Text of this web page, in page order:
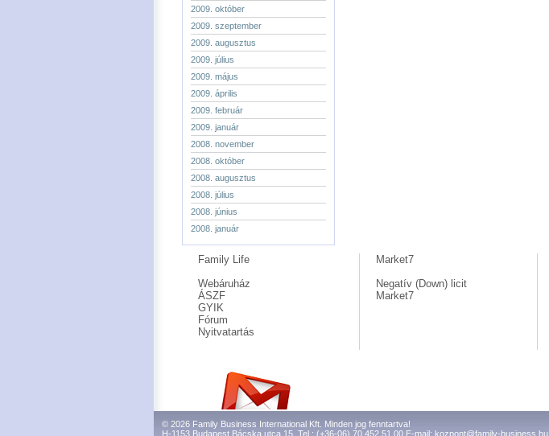
2009. október
2009. szeptember
2009. augusztus
2009. július
2009. május
2009. április
2009. február
2009. január
2008. november
2008. október
2008. augusztus
2008. július
2008. június
2008. január
Family Life
Webáruház
ÁSZF
GYIK
Fórum
Nyitvatartás
Market7
Negatív (Down) licit
Market7
© 2026 Family Business International Kft. Minden jog fenntartva!
H-1153 Budapest Bácska utca 15. Tel.: (+36-06) 70 452 51 00 E-mail: kozpont@family-business.hu